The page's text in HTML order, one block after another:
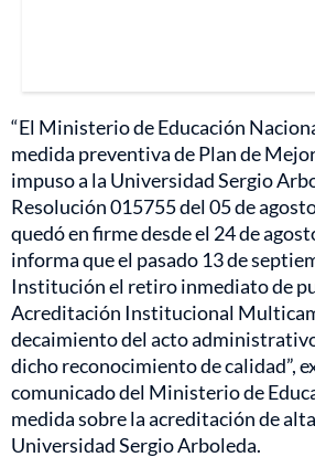
“El Ministerio de Educación
medida preventiva de Plan de
impuso a la Universidad Sergio
Resolución 015755 del 05 de
quedó en firme desde el 24 de
informa que el pasado 13 de
Institución el retiro inmediato de
Acreditación Institucional
decaimiento del acto
dicho reconocimiento de calidad”,
comunicado del Ministerio de
medida sobre la acreditación de
Universidad Sergio Arboleda.